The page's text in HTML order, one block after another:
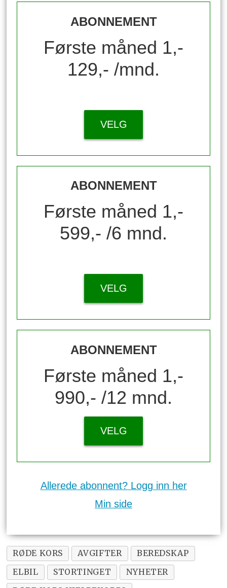
ABONNEMENT
Første måned 1,-
129,- /mnd.
VELG
ABONNEMENT
Første måned 1,-
599,- /6 mnd.
VELG
ABONNEMENT
Første måned 1,-
990,- /12 mnd.
VELG
Allerede abonnent? Logg inn her
Min side
RØDE KORS AVGIFTER
BEREDSKAP
ELBIL
STORTINGET
NYHETER